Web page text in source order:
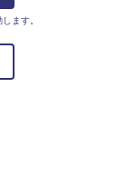
ます。